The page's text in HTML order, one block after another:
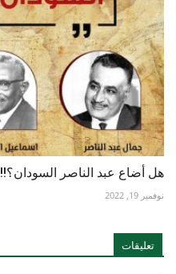
هل أضاع عبد الناصر السودان؟!!
نوفمبر 19, 2022
تعليقات